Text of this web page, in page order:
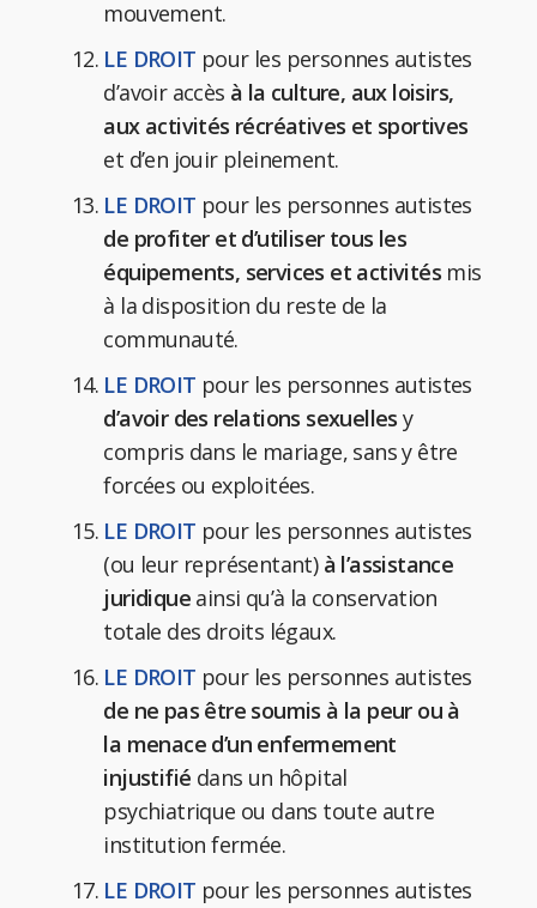
mouvement.
LE DROIT pour les personnes autistes
d’avoir accès à la culture, aux loisirs,
aux activités récréatives et sportives
et d’en jouir pleinement.
LE DROIT pour les personnes autistes
de profiter et d’utiliser tous les
équipements, services et activitésmis
à la disposition du reste de la
communauté.
LE DROIT pour les personnes autistes
d’avoir des relations sexuelles y
compris dans le mariage, sans y être
forcées ou exploitées.
LE DROIT pour les personnes autistes
(ou leur représentant) à l’assistance
juridiqueainsi qu’à la conservation
totale des droits légaux.
LE DROIT pour les personnes autistes
de ne pas être soumis à la peur ou à
la menace d’un enfermement
injustifié dans un hôpital
psychiatrique ou dans toute autre
institution fermée.
LE DROIT pour les personnes autistes